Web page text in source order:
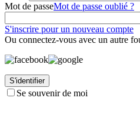
Mot de passeMot de passe oublié ?
S'inscrire pour un nouveau compte
Ou connectez-vous avec un autre
S'identifier
Se souvenir de moi